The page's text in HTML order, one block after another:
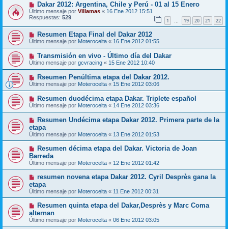
Dakar 2012: Argentina, Chile y Perú - 01 al 15 Enero
Último mensaje por Villamas « 16 Ene 2012 15:51
Respuestas: 529 1 … 19 20 21 22
Resumen Etapa Final del Dakar 2012
Último mensaje por Moterocelta « 16 Ene 2012 01:55
Transmisión en vivo - Último día del Dakar
Último mensaje por gcvracing « 15 Ene 2012 10:40
Rseumen Penúltima etapa del Dakar 2012.
Último mensaje por Moterocelta « 15 Ene 2012 03:06
Resumen duodécima etapa Dakar. Triplete español
Último mensaje por Moterocelta « 14 Ene 2012 03:36
Resumen Undécima etapa Dakar 2012. Primera parte de la
etapa
Último mensaje por Moterocelta « 13 Ene 2012 01:53
Resumen décima etapa del Dakar. Victoria de Joan
Barreda
Último mensaje por Moterocelta « 12 Ene 2012 01:42
resumen novena etapa Dakar 2012. Cyril Desprès gana la
etapa
Último mensaje por Moterocelta « 11 Ene 2012 00:31
Resumen quinta etapa del Dakar,Desprès y Marc Coma
alternan
Último mensaje por Moterocelta « 06 Ene 2012 03:05